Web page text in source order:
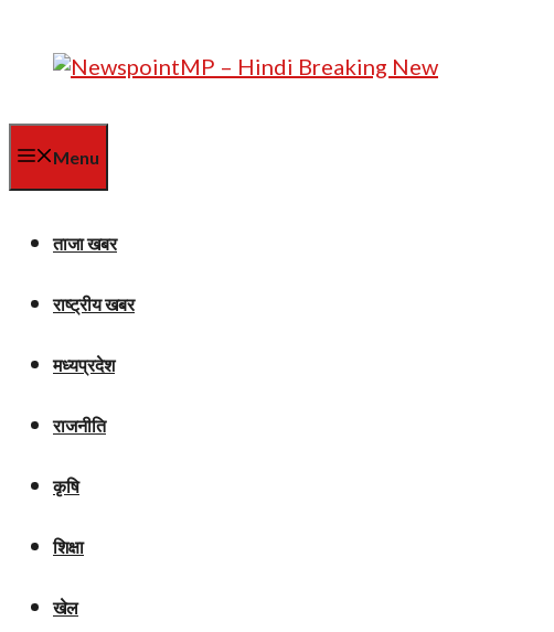
content
Menu
ताजा खबर
राष्ट्रीय खबर
मध्यप्रदेश
राजनीति
कृषि
शिक्षा
खेल